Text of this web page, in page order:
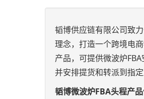
韬博供应链有限公司致
理念，打造一个跨境电
产品，可提供微波炉
并安排提货和转派到指
韬博微波炉FBA头程产